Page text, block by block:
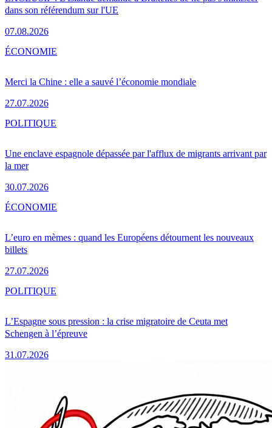
dans son référendum sur l'UE
07.08.2026
Merci la Chine : elle a sauvé l’économie mondiale
27.07.2026
ÉCONOMIE
Une enclave espagnole dépassée par l'afflux de migrants arrivant par
la mer
30.07.2026
POLITIQUE
L’euro en mèmes : quand les Européens détournent les nouveaux
billets
27.07.2026
ÉCONOMIE
L’Espagne sous pression : la crise migratoire de Ceuta met
Schengen à l’épreuve
31.07.2026
POLITIQUE